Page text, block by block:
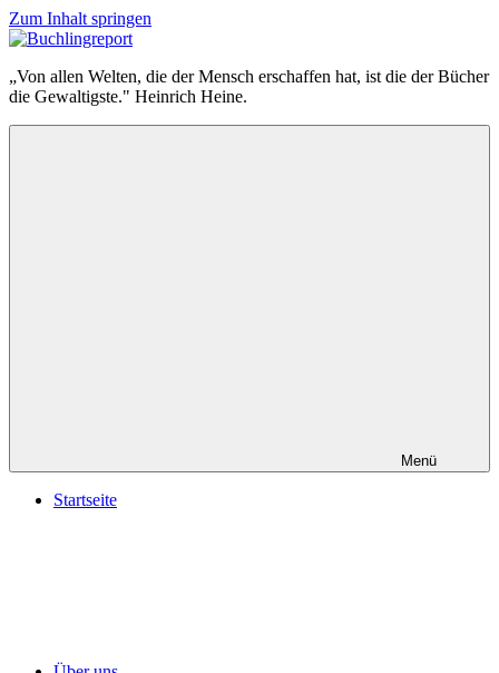
Zum Inhalt springen
Buchlingreport
„Von allen Welten, die der Mensch erschaffen hat, ist die der Bücher
die Gewaltigste." Heinrich Heine.
Menü
Startseite